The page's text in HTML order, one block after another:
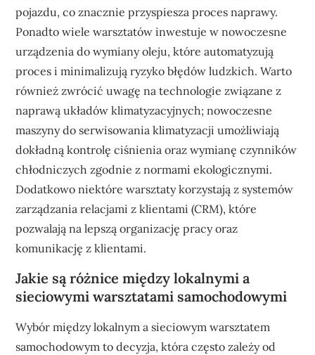
pojazdu, co znacznie przyspiesza proces naprawy.
Ponadto wiele warsztatów inwestuje w nowoczesne
urządzenia do wymiany oleju, które automatyzują
proces i minimalizują ryzyko błędów ludzkich. Warto
również zwrócić uwagę na technologie związane z
naprawą układów klimatyzacyjnych; nowoczesne
maszyny do serwisowania klimatyzacji umożliwiają
dokładną kontrolę ciśnienia oraz wymianę czynników
chłodniczych zgodnie z normami ekologicznymi.
Dodatkowo niektóre warsztaty korzystają z systemów
zarządzania relacjami z klientami (CRM), które
pozwalają na lepszą organizację pracy oraz
komunikację z klientami.
Jakie są różnice między lokalnymi a
sieciowymi warsztatami samochodowymi
Wybór między lokalnym a sieciowym warsztatem
samochodowym to decyzja, która często zależy od